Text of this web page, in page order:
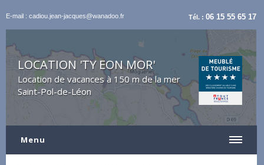
E-mail : cadiou.jean-jacques@wanadoo.fr Tél. :06 15 55 65 17
LOCATION 'TY EON MOR'
Location de vacances à 150 m de la mer
Saint-Pol-de-Léon
Menu